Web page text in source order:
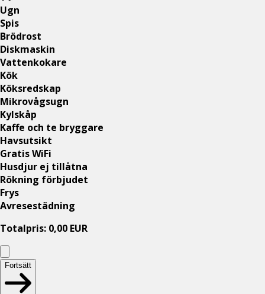
Ugn
Spis
Brödrost
Diskmaskin
Vattenkokare
Kök
Köksredskap
Mikrovågsugn
Kylskåp
Kaffe och te bryggare
Havsutsikt
Gratis WiFi
Husdjur ej tillåtna
Rökning förbjudet
Frys
Avresestädning
Totalpris: 0,00 EUR
Fortsätt